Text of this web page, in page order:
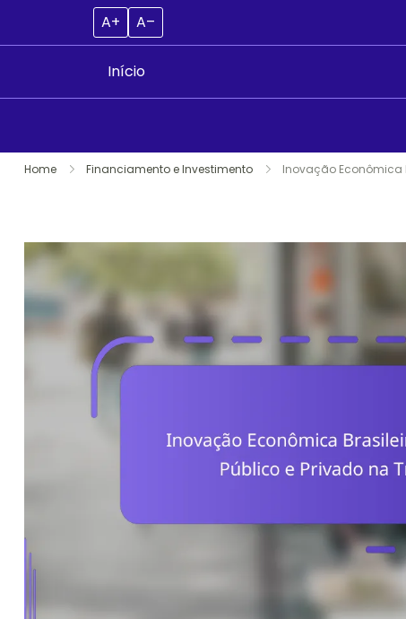
A+ A–
Início
SkipHome Financiamento e Investimento Inovação Econômica